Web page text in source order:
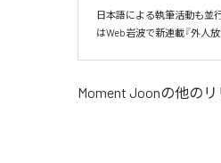
日本語による執筆活動も並
はWeb岩波で新連載『外人放
Moment Joonの他のリ